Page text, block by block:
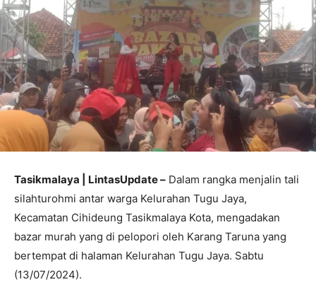
Tasikmalaya | LintasUpdate – Dalam rangka menjalin tali
silahturohmi antar warga Kelurahan Tugu Jaya,
Kecamatan Cihideung Tasikmalaya Kota, mengadakan
bazar murah yang di pelopori oleh Karang Taruna yang
bertempat di halaman Kelurahan Tugu Jaya. Sabtu
(13/07/2024).